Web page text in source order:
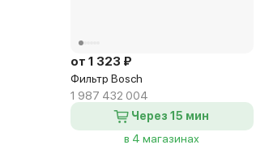
от 1 323 ₽
Фильтр Bosch
1 987 432 004
Через 15 мин
в 4 магазинах